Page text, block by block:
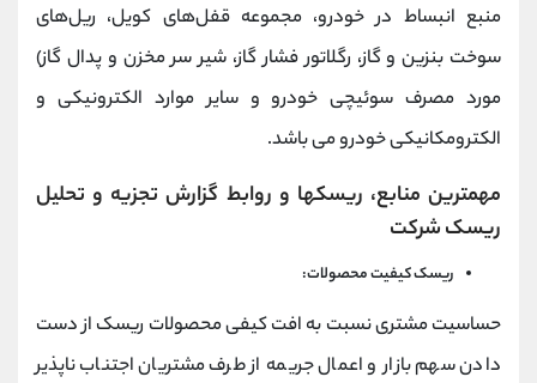
منبع انبساط در خودرو، مجموعه قفل‌های کویل، ریل‌های
سوخت بنزین و گاز، رگلاتور فشار گاز، شیر سر مخزن و پدال گاز)
مورد مصرف سوئیچی خودرو و سایر موارد الکترونیکی و
الکترومکانیکی خودرو می باشد.
مهمترین منابع، ریسکها و روابط گزارش تجزیه و تحلیل
ریسک شرکت
ریسک کیفیت محصولات:
حساسیت مشتری نسبت به افت کیفی محصولات ريسک از دست
دادن سهم بازار و اعمال جریمه از طرف مشتریان اجتناب ناپذیر